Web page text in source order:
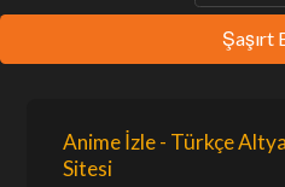
Şaşırt
Anime İzle - Türkçe
Sitesi